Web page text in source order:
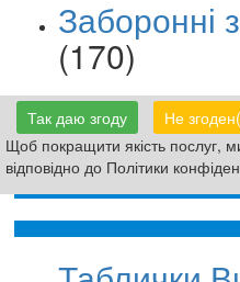
Так даю згоду
Не
Щоб покращити якість послуг,
відповідно до Політики
Заборонні
(170)
наклейки